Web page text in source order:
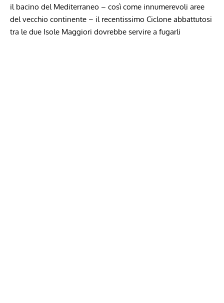
il bacino del Mediterraneo – così come innumerevoli aree
del vecchio continente – il recentissimo Ciclone abbattutosi
tra le due Isole Maggiori dovrebbe servire a fugarli